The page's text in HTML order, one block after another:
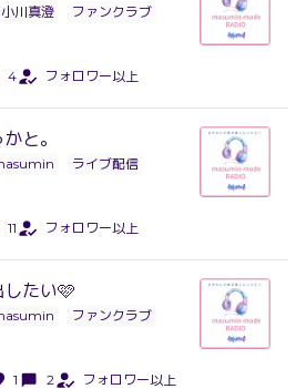
小川真澄
ファンクラブ
4 フォロワー以上
と。
ライブ配信
11 フォロワー以上
たい🩷
ファンクラブ
1 2 フォロワー以上